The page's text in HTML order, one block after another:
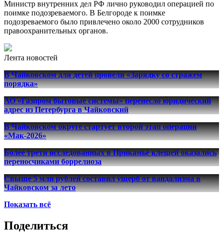
Министр внутренних дел РФ лично руководил операцией по
поимке подозреваемого. В Белгороде к поимке
подозреваемого было привлечено около 2000 сотрудников
правоохранительных органов.
Лента новостей
В Чайковском для детей провели «Зарядку со стражем
порядка»
АО «Газпром бытовые системы» перенесло юридический
адрес из Петербурга в Чайковский
В Чайковском округе стартует второй этап операции
«Мак-2026»
Более трети исследованных в Прикамье клещей оказались
переносчиками боррелиоза
Свыше 5 млн рублей составил ущерб от вандализма в
Чайковском за лето
Показать всё
Поделиться